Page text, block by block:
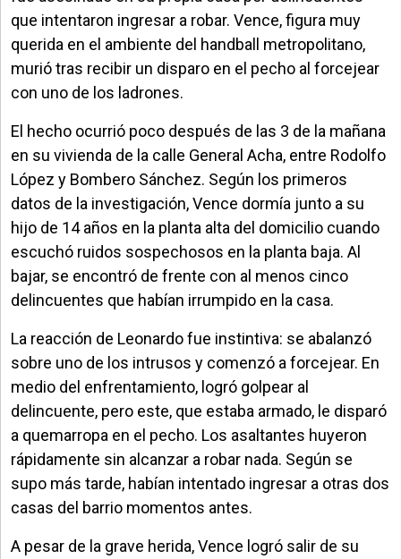
que intentaron ingresar a robar. Vence, figura muy
querida en el ambiente del handball metropolitano,
murió tras recibir un disparo en el pecho al forcejear
con uno de los ladrones.
El hecho ocurrió poco después de las 3 de la mañana
en su vivienda de la calle General Acha, entre Rodolfo
López y Bombero Sánchez. Según los primeros
datos de la investigación, Vence dormía junto a su
hijo de 14 años en la planta alta del domicilio cuando
escuchó ruidos sospechosos en la planta baja. Al
bajar, se encontró de frente con al menos cinco
delincuentes que habían irrumpido en la casa.
La reacción de Leonardo fue instintiva: se abalanzó
sobre uno de los intrusos y comenzó a forcejear. En
medio del enfrentamiento, logró golpear al
delincuente, pero este, que estaba armado, le disparó
a quemarropa en el pecho. Los asaltantes huyeron
rápidamente sin alcanzar a robar nada. Según se
supo más tarde, habían intentado ingresar a otras dos
casas del barrio momentos antes.
A pesar de la grave herida, Vence logró salir de su